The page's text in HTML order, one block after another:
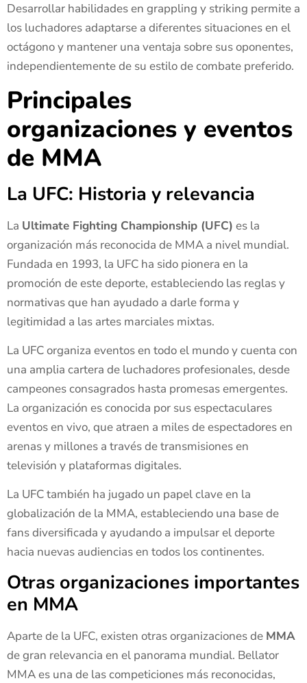
Desarrollar habilidades en grappling y striking permite a
los luchadores adaptarse a diferentes situaciones en el
octágono y mantener una ventaja sobre sus oponentes,
independientemente de su estilo de combate preferido.
Principales
organizaciones y eventos
de MMA
La UFC: Historia y relevancia
La Ultimate Fighting Championship (UFC) es la
organización más reconocida de MMA a nivel mundial.
Fundada en 1993, la UFC ha sido pionera en la
promoción de este deporte, estableciendo las reglas y
normativas que han ayudado a darle forma y
legitimidad a las artes marciales mixtas.
La UFC organiza eventos en todo el mundo y cuenta con
una amplia cartera de luchadores profesionales, desde
campeones consagrados hasta promesas emergentes.
La organización es conocida por sus espectaculares
eventos en vivo, que atraen a miles de espectadores en
arenas y millones a través de transmisiones en
televisión y plataformas digitales.
La UFC también ha jugado un papel clave en la
globalización de la MMA, estableciendo una base de
fans diversificada y ayudando a impulsar el deporte
hacia nuevas audiencias en todos los continentes.
Otras organizaciones importantes
en MMA
Aparte de la UFC, existen otras organizaciones de MMA
de gran relevancia en el panorama mundial. Bellator
MMA es una de las competiciones más reconocidas,